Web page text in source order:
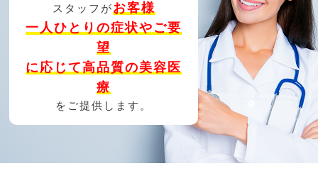
スタッフがお客様
一人ひとりの症状やご要
望
に応じて高品質の美容医
療
をご提供します。